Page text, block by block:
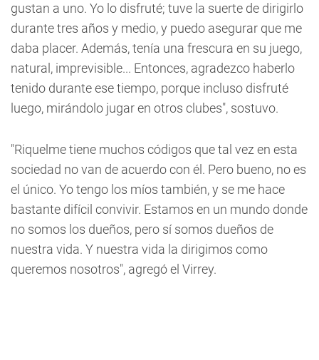
gustan a uno. Yo lo disfruté; tuve la suerte de dirigirlo
durante tres años y medio, y puedo asegurar que me
daba placer. Además, tenía una frescura en su juego,
natural, imprevisible... Entonces, agradezco haberlo
tenido durante ese tiempo, porque incluso disfruté
luego, mirándolo jugar en otros clubes", sostuvo.
"Riquelme tiene muchos códigos que tal vez en esta
sociedad no van de acuerdo con él. Pero bueno, no es
el único. Yo tengo los míos también, y se me hace
bastante difícil convivir. Estamos en un mundo donde
no somos los dueños, pero sí somos dueños de
nuestra vida. Y nuestra vida la dirigimos como
queremos nosotros", agregó el Virrey.